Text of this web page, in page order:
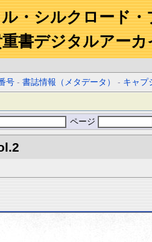
・シルクロード
書デジタルアーカ
号 -書誌情報（メタデータ） - キャプ
ページ